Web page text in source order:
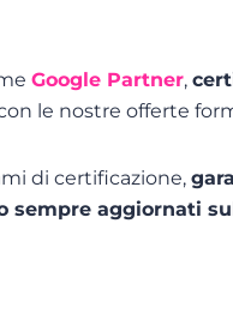
Google Partner,
le nostre offerte
di certificazione,
sempre aggiornati